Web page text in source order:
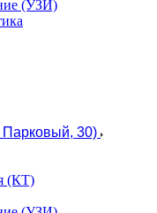
(УЗИ)
Парковый, 30)
(КТ)